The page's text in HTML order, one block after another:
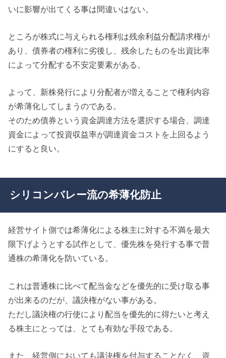
いに影響が出てくる事は間違いはない。
ところが株式に与えられる権利は残余利益分配請求権が
あり、債券者の権利に劣後し、残余したものを出資比率
によって分配する不安定要素がある。
よって、新株発行により分配者が増えることで権利内容
が希薄化してしまうのである。
そのため債券という資金調達方法を選択する場合、調達
資金によって投資収益率が調達資金コストを上回るよう
にすると良い。
シリコンバレー流の希薄化防止
経営サイト側では希薄化による株主に対する不満を最大
限下げようとする試作として、優先株を発行する事で普
通株の希薄化を防いている。
これは普通株に比べて配当金などを優先的に受け取る事
が出来るのだが、議決権がない事がある。
ただし議決権の行使により配当を優先的に得たいと考え
る株主にとっては、とても有効な手段である。
また、経営側においても議決権を付与することなく、資